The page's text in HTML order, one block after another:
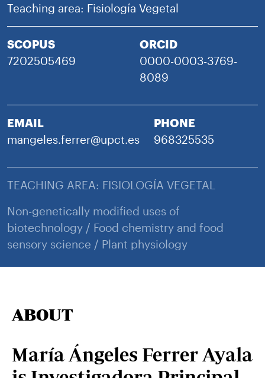
Teaching area: Fisiología Vegetal
SCOPUS
7202505469
ORCID
0000-0003-3769-
8089
EMAIL
mangeles.ferrer@upct.es
PHONE
968325535
TEACHING AREA: FISIOLOGÍA VEGETAL
Non-genetically modified uses of
biotechnology / Food chemistry and food
sensory science / Plant physiology
ABOUT
María Ángeles Ferrer Ayala